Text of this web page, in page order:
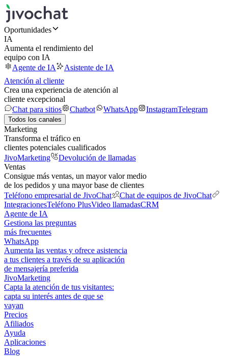
Oportunidades
IA
Aumenta el rendimiento del
equipo con IA
Agente de IA
Asistente de IA
Atención al cliente
Crea una experiencia de atención al
cliente excepcional
Chat para sitios
Chatbot WhatsApp InstagramTelegram
Todos los canales
Marketing
Transforma el tráfico en
clientes potenciales cualificados
JivoMarketing
Devolución de llamadas
Ventas
Consigue más ventas, un mayor valor medio
de los pedidos y una mayor base de clientes
Teléfono empresarial de JivoChat
Chat de equipos de JivoChat
IntegracionesTeléfono PlusVideo llamadasCRM
Agente de IA
Gestiona las preguntas
más frecuentes
WhatsApp
Aumenta las ventas y ofrece asistencia
a tus clientes a través de su aplicación
de mensajería preferida
JivoMarketing
Capta la atención de tus visitantes:
capta su interés antes de que se
vayan
Precios
Afiliados
Ayuda
Aplicaciones
Blog